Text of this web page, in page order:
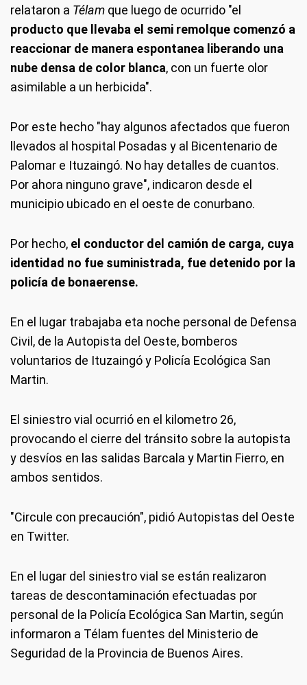
relataron a Télam que luego de ocurrido "el
producto que llevaba el semi remolque comenzó a
reaccionar de manera espontanea liberando una
nube densa de color blanca, con un fuerte olor
asimilable a un herbicida".
Por este hecho "hay algunos afectados que fueron
llevados al hospital Posadas y al Bicentenario de
Palomar e Ituzaingó. No hay detalles de cuantos.
Por ahora ninguno grave", indicaron desde el
municipio ubicado en el oeste de conurbano.
Por hecho, el conductor del camión de carga, cuya
identidad no fue suministrada, fue detenido por la
policía de bonaerense.
En el lugar trabajaba eta noche personal de Defensa
Civil, de la Autopista del Oeste, bomberos
voluntarios de Ituzaingó y Policía Ecológica San
Martin.
El siniestro vial ocurrió en el kilometro 26,
provocando el cierre del tránsito sobre la autopista
y desvíos en las salidas Barcala y Martin Fierro, en
ambos sentidos.
"Circule con precaución", pidió Autopistas del Oeste
en Twitter.
En el lugar del siniestro vial se están realizaron
tareas de descontaminación efectuadas por
personal de la Policía Ecológica San Martin, según
informaron a Télam fuentes del Ministerio de
Seguridad de la Provincia de Buenos Aires.